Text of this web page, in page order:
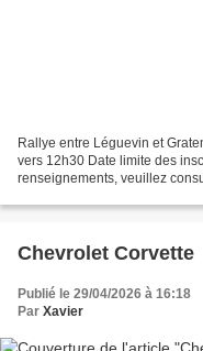
Rallye entre Léguevin et
vers 12h30 Date limite des
renseignements, veuillez
Chevrolet Corvette
Publié le 29/04/2026 à 16:18
Par Xavier